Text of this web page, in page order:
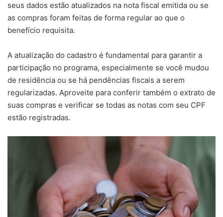
seus dados estão atualizados na nota fiscal emitida ou se
as compras foram feitas de forma regular ao que o
benefício requisita.
A atualização do cadastro é fundamental para garantir a
participação no programa, especialmente se você mudou
de residência ou se há pendências fiscais a serem
regularizadas. Aproveite para conferir também o extrato de
suas compras e verificar se todas as notas com seu CPF
estão registradas.